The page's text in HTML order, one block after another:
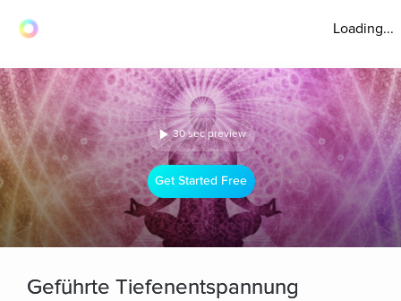
Loading...
30 sec preview
Get Started Free
Geführte Tiefenentspannung